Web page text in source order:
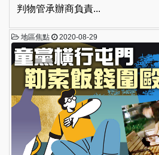
判物管承辦商負責...
地區焦點 2020-08-29